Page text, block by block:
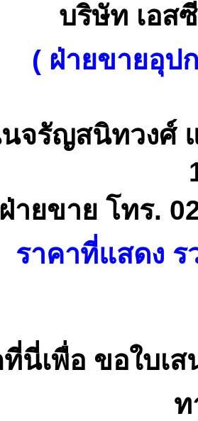
บริษัท เอส
( ฝ่ายขายอุป
จรัญสนิทวงศ์
ายขาย โทร.
ราคาที่แสดง
นี่เพื่อ ขอใบเ
ท